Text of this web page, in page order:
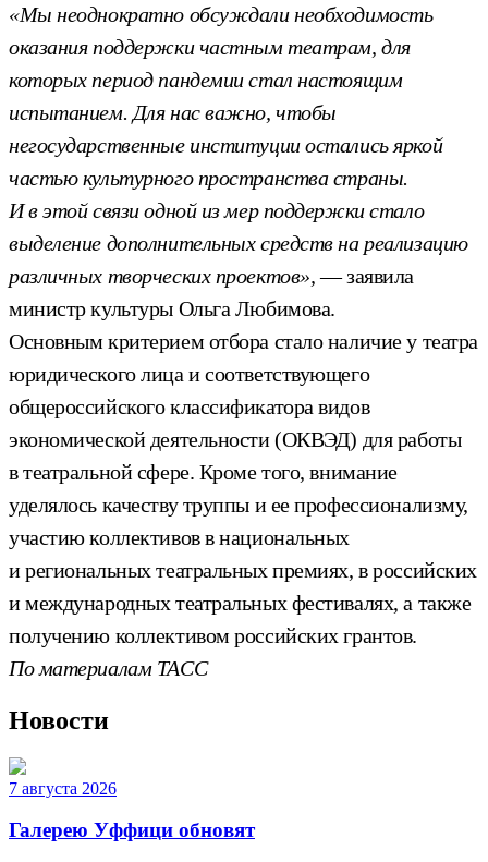
«Мы неоднократно обсуждали необходимость
оказания поддержки частным театрам, для
которых период пандемии стал настоящим
испытанием. Для нас важно, чтобы
негосударственные институции остались яркой
частью культурного пространства страны.
И в этой связи одной из мер поддержки стало
выделение дополнительных средств на реализацию
различных творческих проектов»,— заявила
министр культуры Ольга Любимова.
Основным критерием отбора стало наличие у театра
юридического лица и соответствующего
общероссийского классификатора видов
экономической деятельности (ОКВЭД) для работы
в театральной сфере. Кроме того, внимание
уделялось качеству труппы и ее профессионализму,
участию коллективов в национальных
и региональных театральных премиях, в российских
и международных театральных фестивалях, а также
получению коллективом российских грантов.
По материалам ТАСС
Новости
7 августа 2026
Галерею Уффици обновят